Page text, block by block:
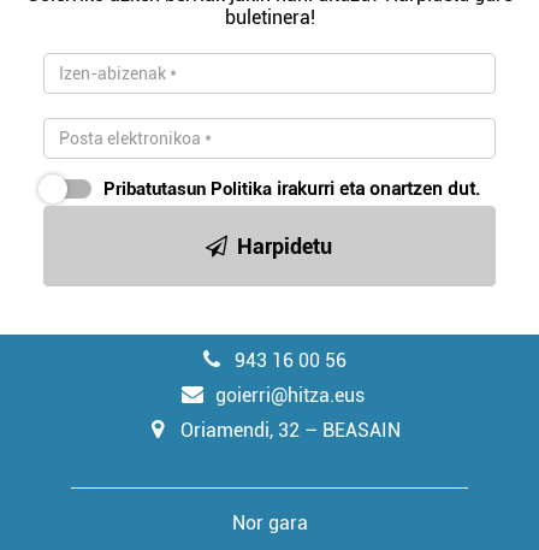
buletinera!
Pribatutasun Politika irakurri eta onartzen dut.
Harpidetu
943 16 00 56
goierri@hitza.eus
Oriamendi, 32 – BEASAIN
Nor gara